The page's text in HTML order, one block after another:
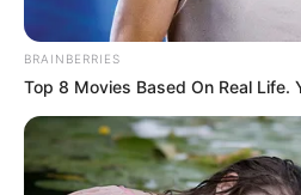
BRAINBERRIES
Top 8 Movies Based On Real Life.